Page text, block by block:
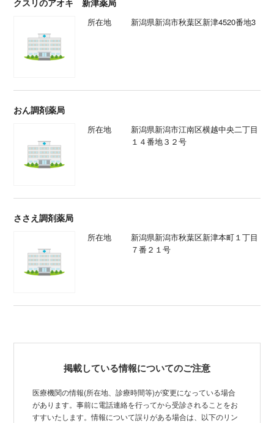
所在地 新潟県新潟市秋葉区新津4520番地3
おん調剤薬局
所在地
新潟県新潟市江南区横越中央二丁目
１４番地３２号
ささえ調剤薬局
所在地
新潟県新潟市秋葉区新津本町１丁目
７番２１号
掲載している情報についてのご注意
医療機関の情報(所在地、診療時間等)が変更になっている場合
があります。事前に電話連絡を行ってから受診されることをお
すすいたします。情報について誤りがある場合は、以下のリン